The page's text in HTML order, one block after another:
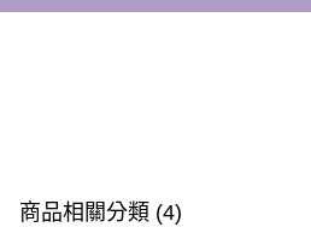
商品相關分類 (4)